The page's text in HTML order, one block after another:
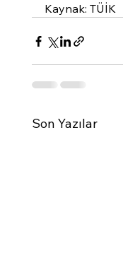
Kaynak: TÜİK
Son Yazılar